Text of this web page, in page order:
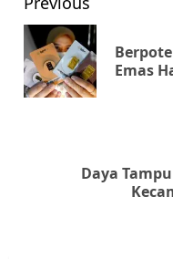
navigation
Emas
Daya